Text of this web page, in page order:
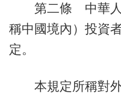
第二條 中華人
稱中國境內）投資
定。
本規定所稱對外